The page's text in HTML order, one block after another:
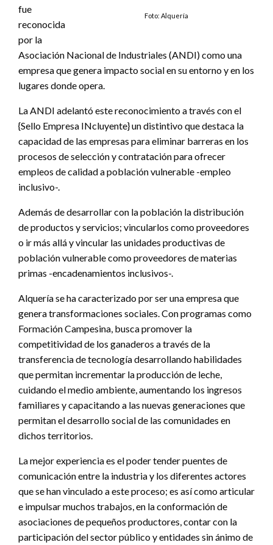
Foto: Alquería
fue
reconocida
por la
Asociación Nacional de Industriales (ANDI) como una
empresa que genera impacto social en su entorno y en los
lugares donde opera.
La ANDI adelantó este reconocimiento a través con el
{Sello Empresa INcluyente} un distintivo que destaca la
capacidad de las empresas para eliminar barreras en los
procesos de selección y contratación para ofrecer
empleos de calidad a población vulnerable -empleo
inclusivo-.
Además de desarrollar con la población la distribución
de productos y servicios; vincularlos como proveedores
o ir más allá y vincular las unidades productivas de
población vulnerable como proveedores de materias
primas -encadenamientos inclusivos-.
Alquería se ha caracterizado por ser una empresa que
genera transformaciones sociales. Con programas como
Formación Campesina, busca promover la
competitividad de los ganaderos a través de la
transferencia de tecnología desarrollando habilidades
que permitan incrementar la producción de leche,
cuidando el medio ambiente, aumentando los ingresos
familiares y capacitando a las nuevas generaciones que
permitan el desarrollo social de las comunidades en
dichos territorios.
La mejor experiencia es el poder tender puentes de
comunicación entre la industria y los diferentes actores
que se han vinculado a este proceso; es así como articular
e impulsar muchos trabajos, en la conformación de
asociaciones de pequeños productores, contar con la
participación del sector público y entidades sin ánimo de